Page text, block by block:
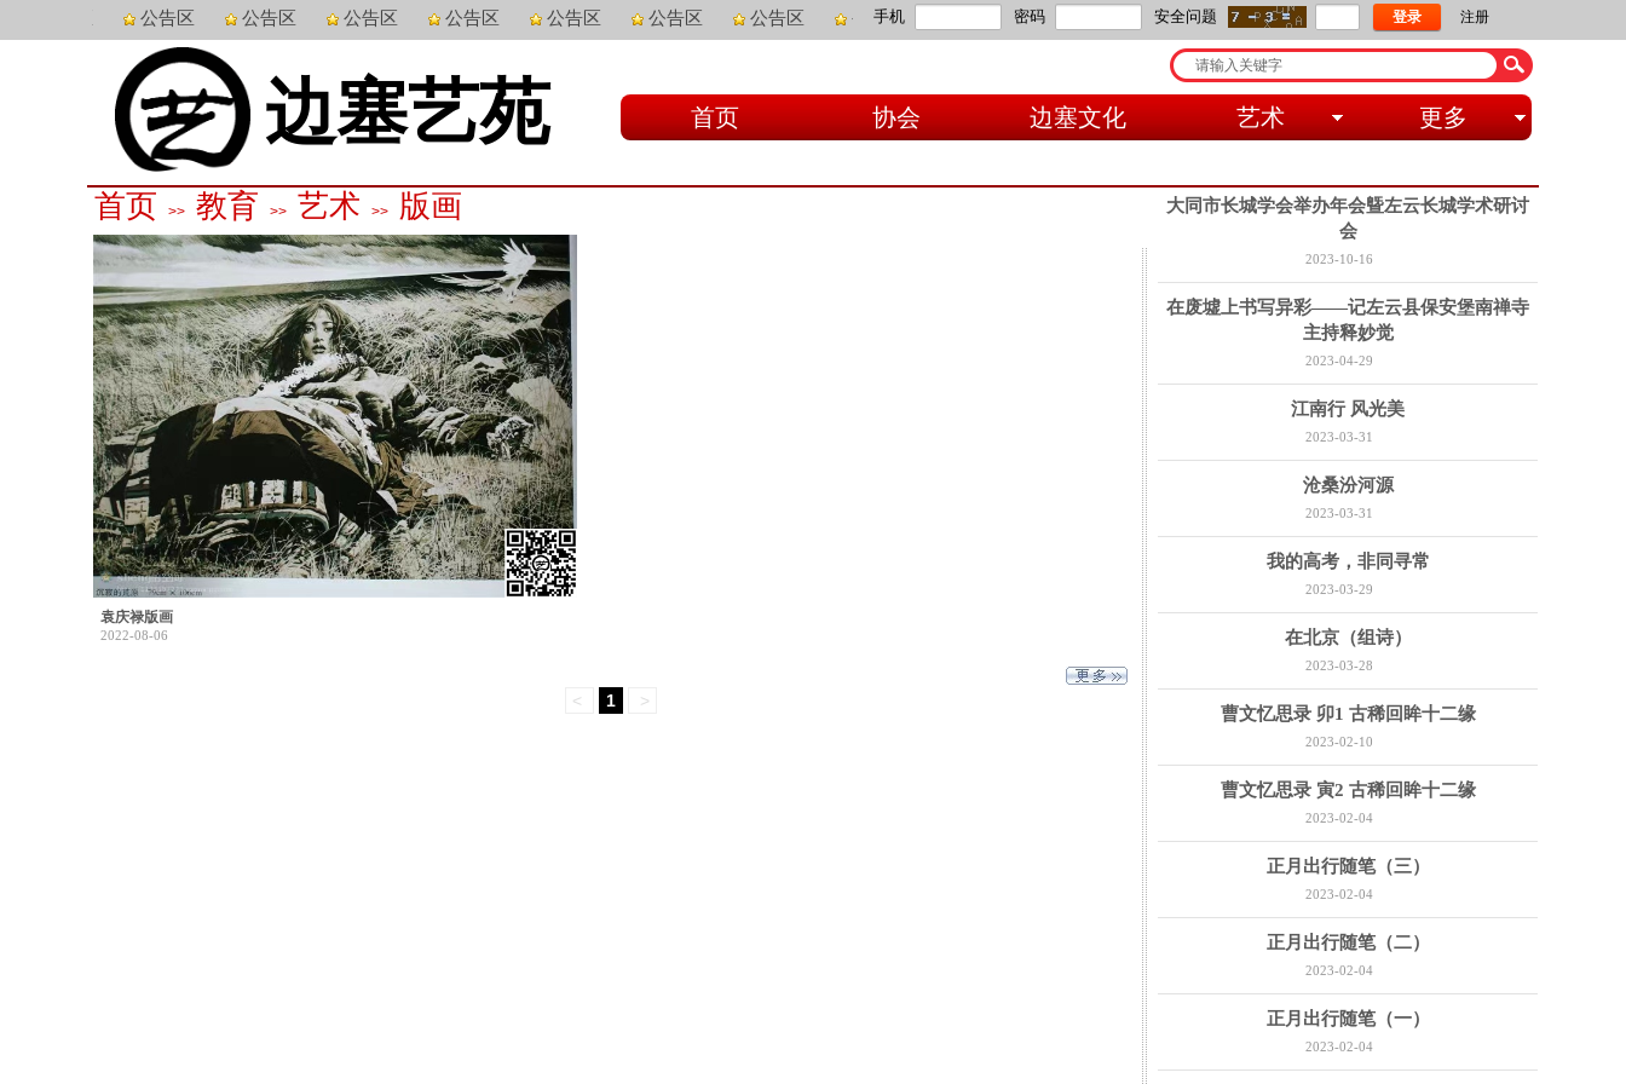
手机 密码 安全问题 登录 注册
公告区 公告区 公告区 公告区 公告区 公告区 公告区 公告区 公告区 公告区 公告区 公告区
边塞艺苑 首页 协会 边塞文化 艺术 更多
首页 >> 教育 >> 艺术 >> 版画
大同市长城学会举办年会曁左云长城学术研讨
会
2023-10-16
在废墟上书写异彩——记左云县保安堡南禅寺
主持释妙觉
2023-04-29
江南行 风光美
2023-03-31
沧桑汾河源
2023-03-31
我的高考，非同寻常
2023-03-29
在北京（组诗）
2023-03-28
曹文忆思录 卯1 古稀回眸十二缘
2023-02-10
曹文忆思录 寅2 古稀回眸十二缘
2023-02-04
正月出行随笔（三）
2023-02-04
正月出行随笔（二）
2023-02-04
正月出行随笔（一）
2023-02-04
袁庆禄版画
2022-08-06
< 1 >